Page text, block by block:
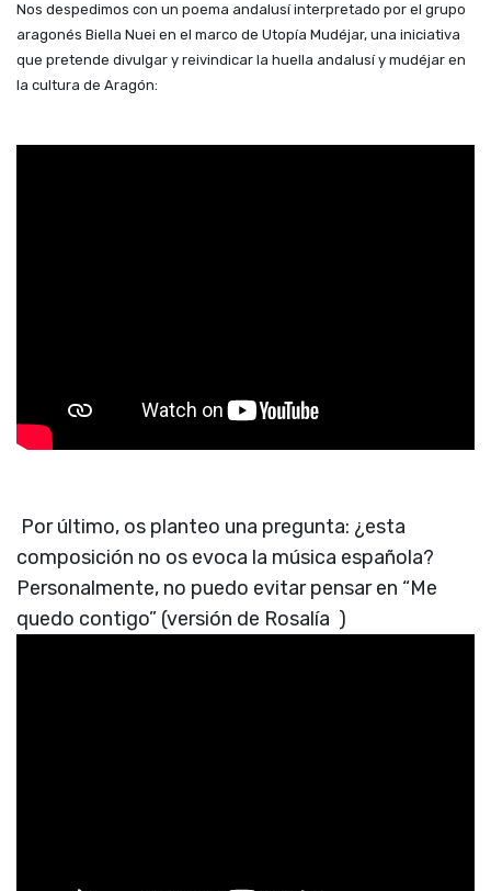
Nos despedimos con un poema andalusí interpretado por el grupo
aragonés Biella Nuei en el marco de Utopía Mudéjar, una iniciativa
que pretende divulgar y reivindicar la huella andalusíy mudéjar en
la cultura de Aragón:
Por último, os planteo una pregunta: ¿esta
composición no os evoca la música española?
Personalmente, no puedo evitar pensar en “Me
quedo contigo” (versión de Rosalía )